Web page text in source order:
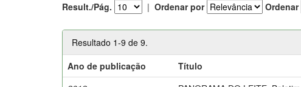
Result./Pág. | Ordenar por Ordenar
Resultado 1-9 de 9.
Ano de publicação
Título